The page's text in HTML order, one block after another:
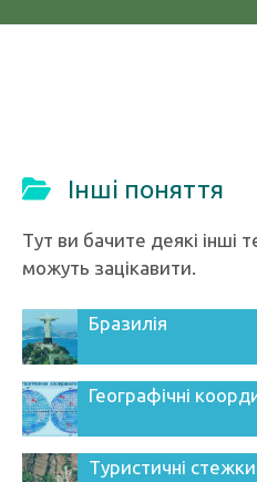
Інші поняття
Тут ви бачите деякі інші
можуть зацікавити.
Бразилія
Географічні
Туристичні стежки